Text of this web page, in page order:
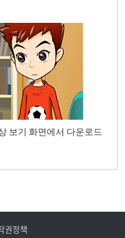
보기 화면에서 다운로드
권정책